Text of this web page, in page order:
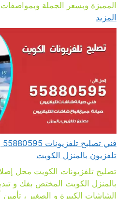
المميزة وبسعر الجملة
المزيد
تلفزيون بالمنزل الكويت
تصليح تلفزيونات الكويت محل
بالمنزل الكويت المختص بفك و
الشاشات الكبيرة و الصغير ،